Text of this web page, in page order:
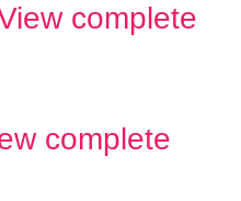
complete
complete